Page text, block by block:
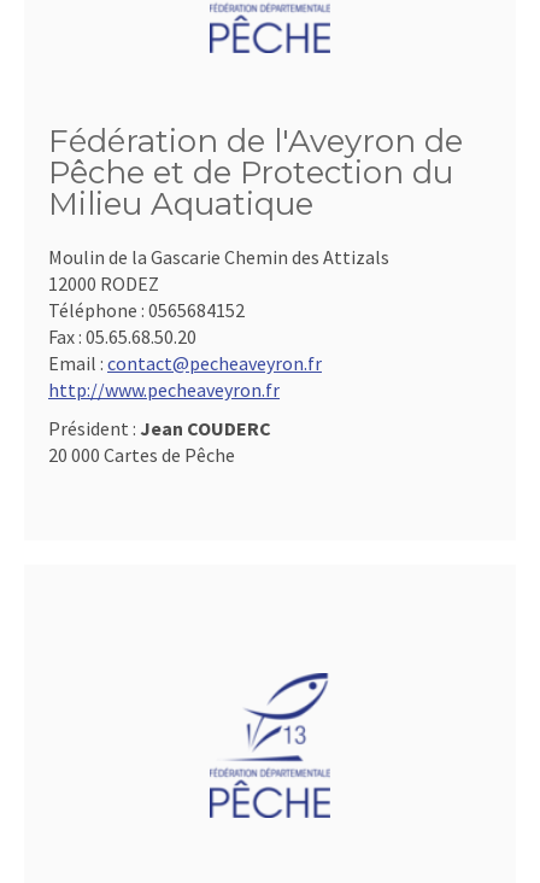
Fédération de l'Aveyron de
Pêche et de Protection du
Milieu Aquatique
Moulin de la Gascarie Chemin des Attizals
12000 RODEZ
Téléphone : 0565684152
Fax : 05.65.68.50.20
Email : contact@pecheaveyron.fr
http://www.pecheaveyron.fr
Président : Jean COUDERC
20 000 Cartes de Pêche